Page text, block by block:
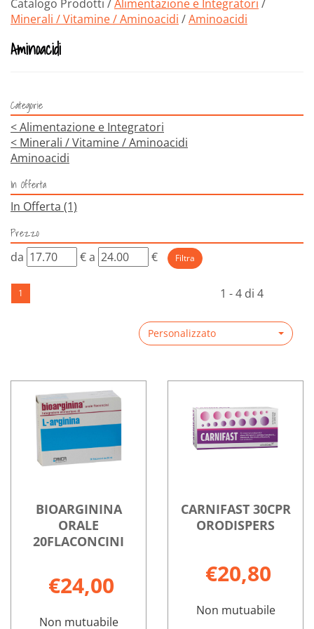
Catalogo Prodotti /Alimentazione e Integratori /
Minerali / Vitamine / Aminoacidi /Aminoacidi
Aminoacidi
Categorie
<Alimentazione e Integratori
< Minerali / Vitamine / Aminoacidi
Aminoacidi
In Offerta
In Offerta (1)
Prezzo
filtra
da € filtra
a €
1 1 - 4 di 4
Personalizzato
BIOARGININA
ORALE
20FLACONCINI
€24,00
Non mutuabile
CARNIFAST 30CPR
ORODISPERS
€20,80
Non mutuabile